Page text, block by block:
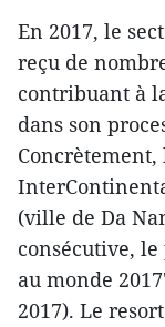
En 2017, le
reçu de
contribuant à
dans son
(ville de Da
consécutive,
au monde
2017). Le